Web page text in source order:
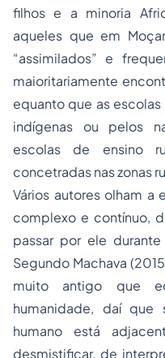
filhos e a minoria
aqueles que em
“assimilados” e
maioritariamente
equanto que as
indígenas ou pelos
escolas de ensino
concetradas nas zonas
Vários autores olham
complexo e contínuo,
passar por ele
Segundo Machava
muito antigo que
humanidade, daí
humano está
desmistificar, de